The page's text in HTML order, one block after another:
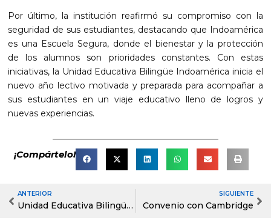
Por último, la institución reafirmó su compromiso con la
seguridad de sus estudiantes, destacando que Indoamérica
es una Escuela Segura, donde el bienestar y la protección
de los alumnos son prioridades constantes. Con estas
iniciativas, la Unidad Educativa Bilingüe Indoamérica inicia el
nuevo año lectivo motivada y preparada para acompañar a
sus estudiantes en un viaje educativo lleno de logros y
nuevas experiencias.
¡Compártelo!
Prev
ANTERIOR
Unidad Educativa Bilingüe Indoamérica
SIGUIENTE
Convenio con Cambridge